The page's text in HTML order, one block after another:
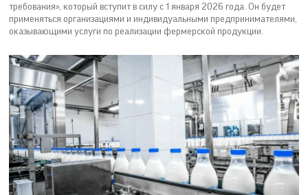
требования», который вступит в силу с 1 января 2026 года. Он будет
применяться организациями и индивидуальными предпринимателями,
оказывающими услуги по реализации фермерской продукции.